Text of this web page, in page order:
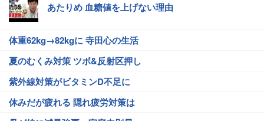
あたりめ 血糖値を上げない理由
体重62kg→82kgに 寺田心の生活
夏のむくみ対策 ツボ&反射区押し
紫外線対策がビタミンD不足に
休みだが疲れる 隠れ疲労対策は